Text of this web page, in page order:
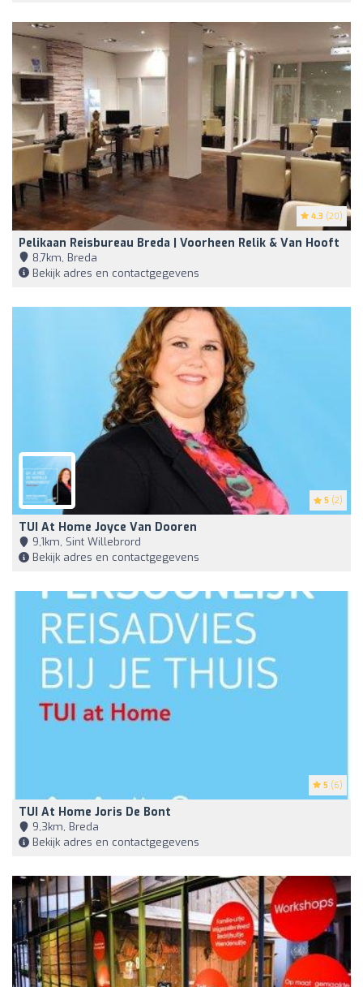
4.3 (20)
Pelikaan Reisbureau Breda | Voorheen Relik & Van Hooft
8,7km, Breda
Bekijk adres en contactgegevens
5 (2)
TUI At Home Joyce Van Dooren
9,1km, Sint Willebrord
Bekijk adres en contactgegevens
5 (6)
TUI At Home Joris De Bont
9,3km, Breda
Bekijk adres en contactgegevens